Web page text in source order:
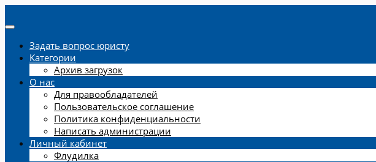
Задать вопрос юристу
Категории
Архив загрузок
О нас
Для правообладателей
Пользовательское соглашение
Политика конфиденциальности
Написать администрации
Личный кабинет
Флудилка